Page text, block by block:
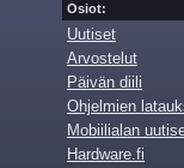
Osiot:
Uutiset
Arvostelut
Päivän diili
Ohjelmien
Mobiilialan
Hardware.fi